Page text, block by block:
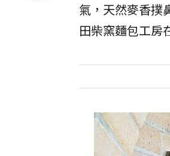
氣，天然麥香撲
田柴窯麵包工房